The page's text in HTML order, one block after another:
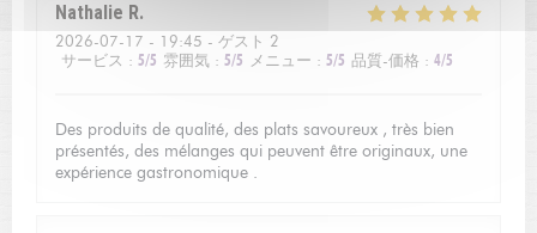
Nathalie R
2026-07-17 - 19:45 - ゲスト 2
サービス : 5/5 雰囲気 : 5/5 メニュー : 5/5 品質-価格 : 4/5
Des produits de qualité, des plats savoureux , très bien
présentés, des mélanges qui peuvent être originaux, une
expérience gastronomique .